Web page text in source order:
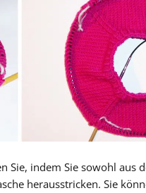
Sie, indem Sie sowohl aus
herausstricken. Sie